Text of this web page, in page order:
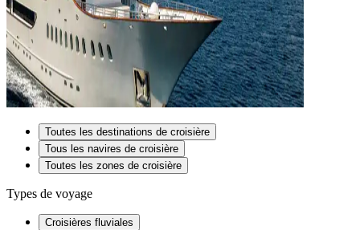
Toutes les destinations de croisière
Tous les navires de croisière
Toutes les zones de croisière
Types de voyage
Croisières fluviales